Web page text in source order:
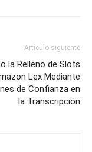
Artículo siguiente
la Relleno de Slots
Lex Mediante
de Confianza en
la Transcripción